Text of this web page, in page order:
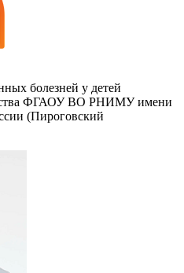
болезней у детей
ФГАОУ ВО РНИМУ имени
(Пироговский